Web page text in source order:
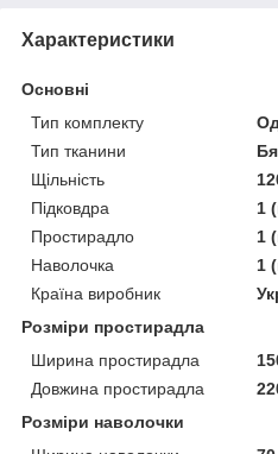
Характеристики
Основні
Тип комплекту
Тип тканини
Щільність
Підковдра
1
Простирадло
1
Наволочка
1
Країна виробник
Розміри простирадла
Ширина простирадла
Довжина простирадла
Розміри наволочки